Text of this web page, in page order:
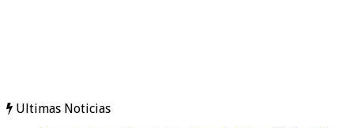
Ultimas Noticias